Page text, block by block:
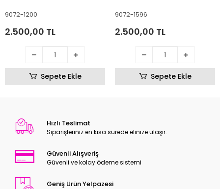
9072-1200
2.500,00 TL
Sepete Ekle
9072-1596
2.500,00 TL
Sepete Ekle
Hızlı Teslimat
Siparişleriniz en kısa sürede elinize ulaşır.
Güvenli Alışveriş
Güvenli ve kolay ödeme sistemi
Geniş Ürün Yelpazesi